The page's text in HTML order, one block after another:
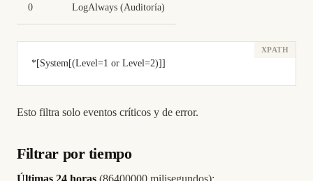
0 LogAlways (Auditoría)
*[System[(Level=1 or Level=2)]]
Esto filtra solo eventos críticos y de error.
Filtrar por tiempo
Últimas 24 horas (86400000 milisegundos):